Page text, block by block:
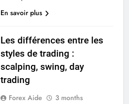
En savoir plus
Les différences entre les
styles de trading :
scalping, swing, day
trading
Forex Aide
3 months